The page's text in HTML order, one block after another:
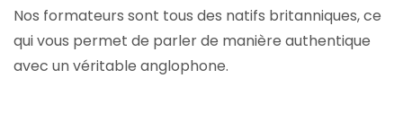
Nos formateurs sont tous des natifs britanniques, ce
qui vous permet de parler de manière authentique
avec un véritable anglophone.